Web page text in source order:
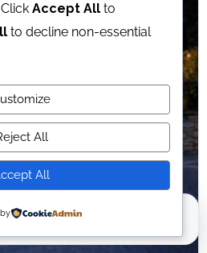
Click Accept All to
to decline non-essential
All
All